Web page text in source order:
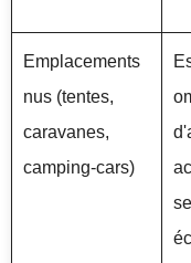
Emplacements
nus (tentes,
caravanes,
camping-cars)